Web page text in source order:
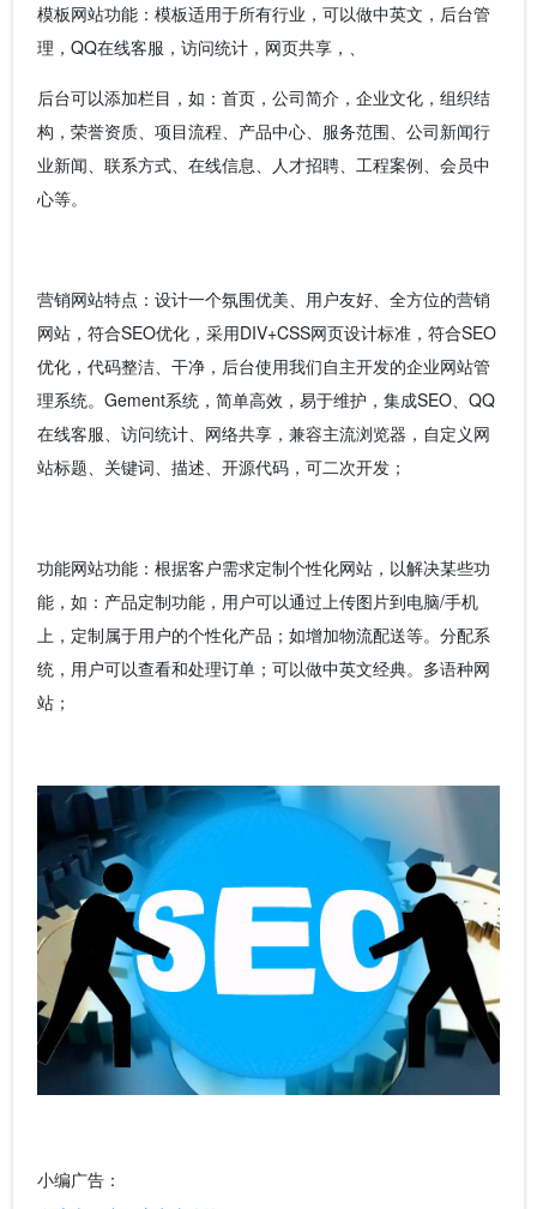
模板网站功能：模板适用于所有行业，可以做中英文，后台管
理，QQ在线客服，访问统计，网页共享，、
后台可以添加栏目，如：首页，公司简介，企业文化，组织结
构，荣誉资质、项目流程、产品中心、服务范围、公司新闻行
业新闻、联系方式、在线信息、人才招聘、工程案例、会员中
心等。
营销网站特点：设计一个氛围优美、用户友好、全方位的营销
网站，符合SEO优化，采用DIV+CSS网页设计标准，符合SEO
优化，代码整洁、干净，后台使用我们自主开发的企业网站管
理系统。Gement系统，简单高效，易于维护，集成SEO、QQ
在线客服、访问统计、网络共享，兼容主流浏览器，自定义网
站标题、关键词、描述、开源代码，可二次开发；
功能网站功能：根据客户需求定制个性化网站，以解决某些功
能，如：产品定制功能，用户可以通过上传图片到电脑/手机
上，定制属于用户的个性化产品；如增加物流配送等。分配系
统，用户可以查看和处理订单；可以做中英文经典。多语种网
站；
小编广告：